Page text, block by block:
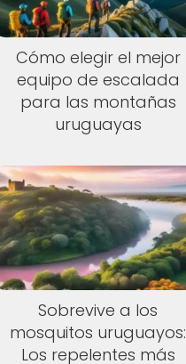
Cómo elegir el mejor
equipo de escalada
para las montañas
uruguayas
Sobrevive a los
mosquitos uruguayos:
Los repelentes más